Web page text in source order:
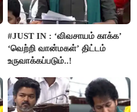
#JUST IN : ‘விவசாயம் காக்க’
‘வெற்றி வான்மகள்’ திட்டம்
உருவாக்கப்படும்..!